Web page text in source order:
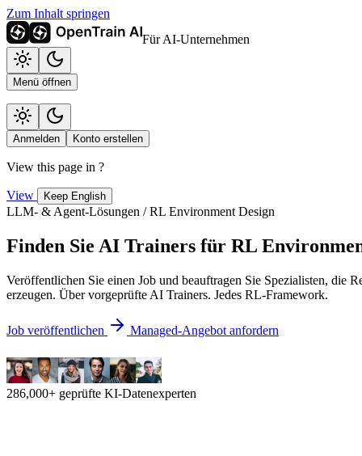
Zum Inhalt springen
Für AI-Unternehmen
Menü öffnen
Anmelden Konto erstellen
View this page in ?
View Keep English
LLM- & Agent-Lösungen / RL Environment Design
Finden Sie AI Trainers für RL
Veröffentlichen Sie einen Job und beauftragen Sie Spezialisten, die
erzeugen. Über vorgeprüfte AI Trainers. Jedes RL-Framework.
Job veröffentlichen Managed-Angebot anfordern
286,000+ geprüfte KI-Datenexperten